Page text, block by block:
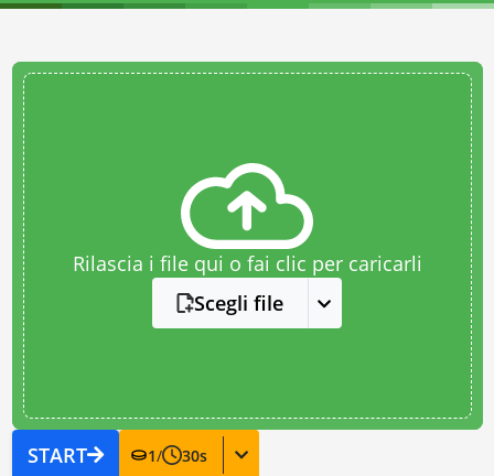
Rilascia i file qui o fai clic per caricarli
Scegli file
START 1/ 30s